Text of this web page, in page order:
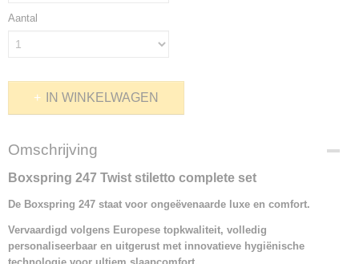
Aantal
IN WINKELWAGEN
Omschrijving
Boxspring 247 Twist stiletto complete set
De Boxspring 247 staat voor ongeëvenaarde luxe en comfort.
Vervaardigd volgens Europese topkwaliteit, volledig
personaliseerbaar en uitgerust met innovatieve hygiënische